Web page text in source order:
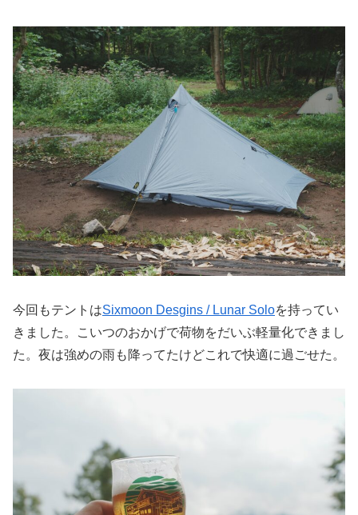
今回もテントはSixmoon Desgins / Lunar Soloを持ってい
きました。こいつのおかげで荷物をだいぶ軽量化できまし
た。夜は強めの雨も降ってたけどこれで快適に過ごせた。